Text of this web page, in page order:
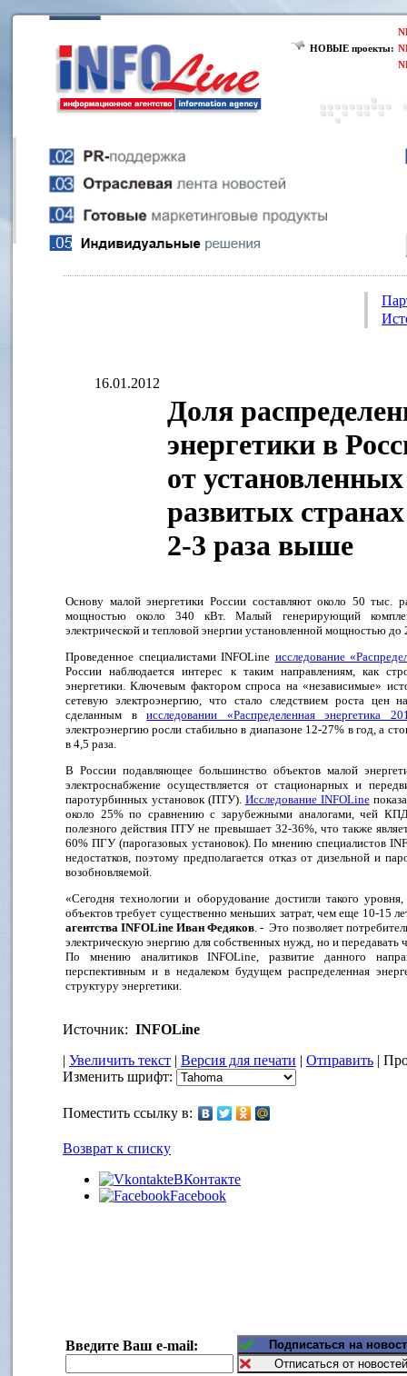
НОВЫЕ проекты:
16.01.2012
Доля
энергетики в
от
развитых
2-3 раза выше
Основу малой энергетики России составляют около 50 тыс.
мощностью около 340 кВт. Малый генерирующий
электрической и тепловой энергии установленной мощностью
Проведенное специалистами INFOLine исследование
России наблюдается интерес к таким направлениям, как
энергетики. Ключевым фактором спроса на «независимые»
сетевую электроэнергию, что стало следствием роста цен
сделанным висследовании «Распределенная энергетика
электроэнергию росли стабильно в диапазоне 12-27% в год, а
в 4,5 раза.
В России подавляющее большинство объектов малой
электроснабжение осуществляется от стационарных и
паротурбинных установок (ПТУ). Исследование INFOLine
около 25% по сравнению с зарубежными аналогами, чей
полезного действия ПТУ не превышает 32-36%, что также
60% ПГУ (парогазовых установок). По мнению специалистов
недостатков, поэтому предполагается отказ от дизельной и
возобновляемой.
«Сегодня технологии и оборудование достигли такого
объектов требует существенно меньших затрат, чем еще 10-15
агентства INFOLine Иван Федяков. - Это позволяет
электрическую энергию для собственных нужд, но и передавать
По мнению аналитиков INFOLine, развитие данного
перспективным и в недалеком будущем распределенная
структуру энергетики.
Источник: INFOLine
| Увеличить текст | Версия для печати | Отправить |
Изменить шрифт:
Поместить ссылку в:
Возврат к списку
ВКонтакте
Facebook
Введите Ваш e-mail: